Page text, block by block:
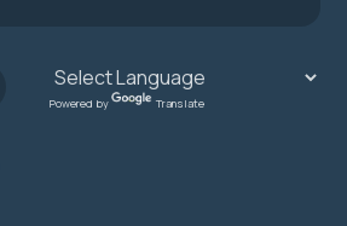
Powered by Translate